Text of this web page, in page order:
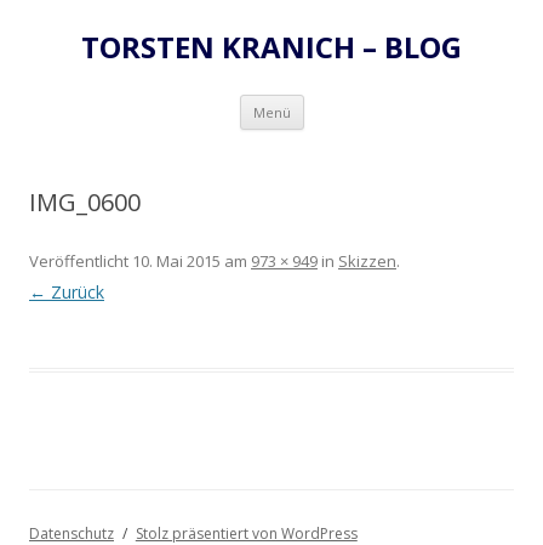
TORSTEN KRANICH – BLOG
Menü Zum
springen
IMG_0600
Veröffentlicht 10. Mai 2015 am 973 × 949 in Skizzen.
← Zurück
Datenschutz Stolz präsentiert von WordPress